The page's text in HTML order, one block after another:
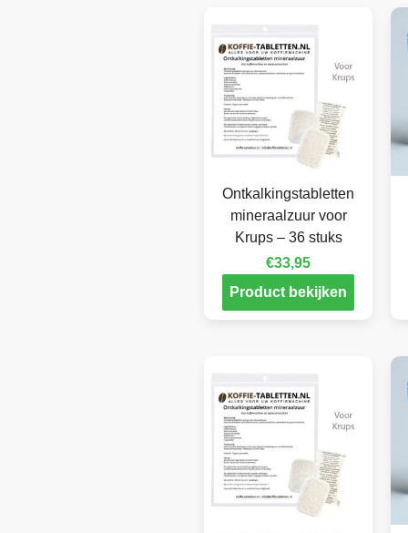
Ontkalkingstabletten
mineraalzuur voor
Krups – 36 stuks
€33,95
Product bekijken